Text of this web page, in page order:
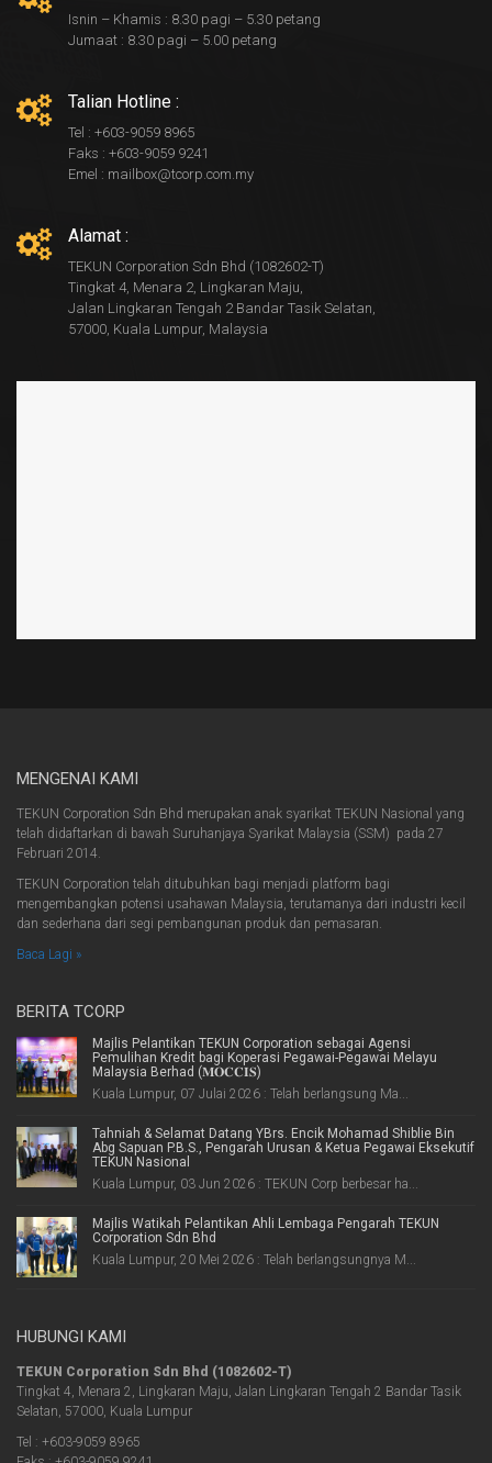
Isnin – Khamis : 8.30 pagi – 5.30 petang
Jumaat : 8.30 pagi – 5.00 petang
Talian Hotline :
Tel : +603-9059 8965
Faks : +603-9059 9241
Emel : mailbox@tcorp.com.my
Alamat :
TEKUN Corporation Sdn Bhd (1082602-T)
Tingkat 4, Menara 2, Lingkaran Maju,
Jalan Lingkaran Tengah 2 Bandar Tasik Selatan,
57000, Kuala Lumpur, Malaysia
MENGENAI KAMI
TEKUN Corporation Sdn Bhd merupakan anak syarikat TEKUN Nasional yang
telah didaftarkan di bawah Suruhanjaya Syarikat Malaysia (SSM) pada 27
Februari 2014.
TEKUN Corporation telah ditubuhkan bagi menjadi platform bagi
mengembangkan potensi usahawan Malaysia, terutamanya dari industri kecil
dan sederhana dari segi pembangunan produk dan pemasaran.
Baca Lagi »
BERITA TCORP
Majlis Pelantikan TEKUN Corporation sebagai Agensi
Pemulihan Kredit bagi Koperasi Pegawai-Pegawai Melayu
Malaysia Berhad (𝐌𝐎𝐂𝐂𝐈𝐒)
Kuala Lumpur, 07 Julai 2026 : Telah berlangsung Ma...
Tahniah & Selamat Datang YBrs. Encik Mohamad Shiblie Bin
Abg Sapuan P.B.S., Pengarah Urusan & Ketua Pegawai Eksekutif
TEKUN Nasional
Kuala Lumpur, 03 Jun 2026 : TEKUN Corp berbesar ha...
Majlis Watikah Pelantikan Ahli Lembaga Pengarah TEKUN
Corporation Sdn Bhd
Kuala Lumpur, 20 Mei 2026 : Telah berlangsungnya M...
HUBUNGI KAMI
TEKUN Corporation Sdn Bhd (1082602-T)
Tingkat 4, Menara 2, Lingkaran Maju, Jalan Lingkaran Tengah 2 Bandar Tasik
Selatan, 57000, Kuala Lumpur
Tel : +603-9059 8965